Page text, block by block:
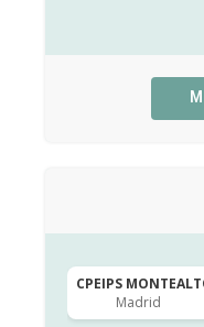
CPEIPS
Madrid